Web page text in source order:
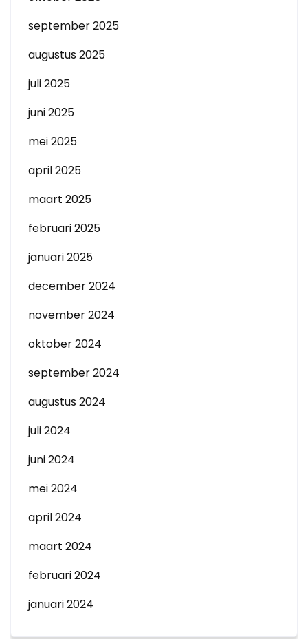
september 2025
augustus 2025
juli 2025
juni 2025
mei 2025
april 2025
maart 2025
februari 2025
januari 2025
december 2024
november 2024
oktober 2024
september 2024
augustus 2024
juli 2024
juni 2024
mei 2024
april 2024
maart 2024
februari 2024
januari 2024